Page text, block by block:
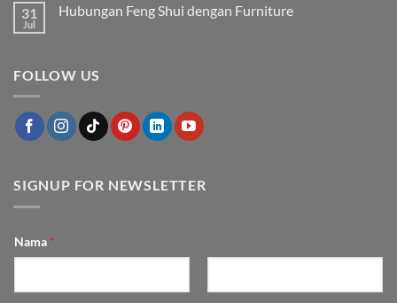
Mewah
Outdoor
tahun
komentar
Mungil
dan
Estetik
31
Jul
Hubungan Feng Shui dengan Furniture
Hubungan
Furniture
FOLLOW US
SIGNUP FOR NEWSLETTER
Nama *